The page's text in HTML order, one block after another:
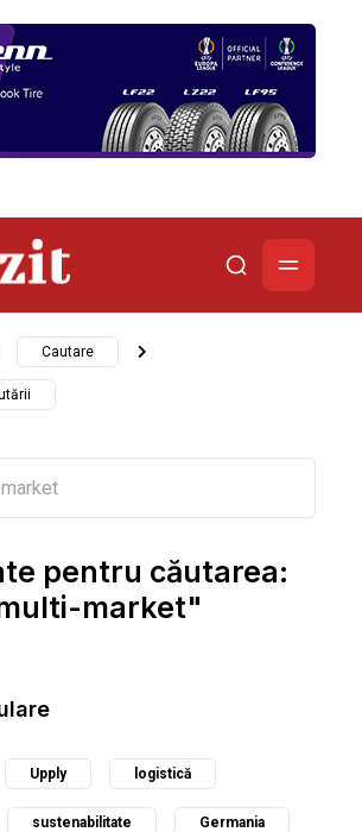
Cautare
pentru căutarea:
market"
Upply logistică
sustenabilitate Germania